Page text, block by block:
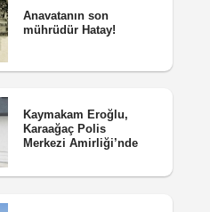
Anavatanın son
mührüdür Hatay!
Kaymakam Eroğlu,
Karaağaç Polis
Merkezi Amirliği’nde